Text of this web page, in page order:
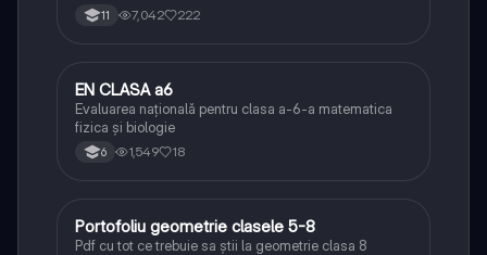
11 7,042 222
Matematică
EN CLASA a6
Evaluarea națională pentru clasa a-6-a matematica
fizica și biologie
6 1,549 18
Matematică
Portofoliu geometrie clasele 5-8
Pdf cu tot ce trebuie sa știi la geometrie clasa 8